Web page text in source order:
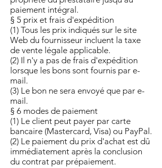
paiement intégral.
§ 5 prix et frais d'expédition
(1) Tous les prix indiqués sur le site
Web du fournisseur incluent la taxe
de vente légale applicable.
(2) Il n'y a pas de frais d'expédition
lorsque les bons sont fournis par e-
mail.
(3) Le bon ne sera envoyé que par e-
mail.
§ 6 modes de paiement
(1) Le client peut payer par carte
bancaire (Mastercard, Visa) ou PayPal.
(2) Le paiement du prix d'achat est dû
immédiatement après la conclusion
du contrat par prépaiement.